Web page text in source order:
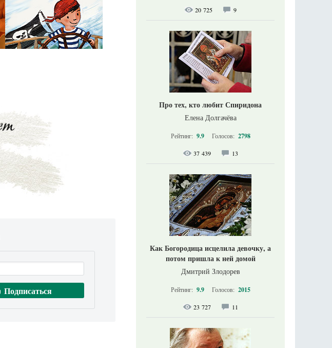
20 725 9
Про тех, кто любит Спиридона
Елена Долгачёва
Рейтинг: 9.9 Голосов: 2798
37 439 13
Как Богородица исцелила девочку, а
потом пришла к ней домой
Дмитрий Злодорев
Рейтинг: 9.9 Голосов: 2015
23 727 11